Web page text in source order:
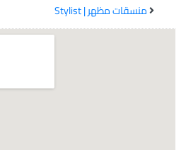
منسقات مظهر | Stylist